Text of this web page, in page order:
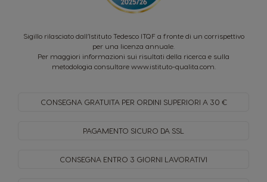
Sigillo rilasciato dall’Istituto Tedesco ITQF a fronte di un corrispettivo
per una licenza annuale.
Per maggiori informazioni sui risultati della ricerca e sulla
metodologia consultare www.istituto-qualita.com
CONSEGNA GRATUITA PER ORDINI SUPERIORI A 30 €
PAGAMENTO SICURO DA SSL
CONSEGNA ENTRO 3 GIORNI LAVORATIVI